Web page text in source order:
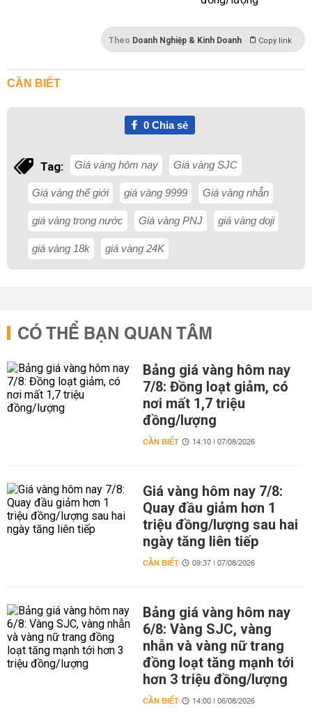
Theo Doanh Nghiệp & Kinh Doanh Copy link
CẦN BIẾT
0Chia sẻ
Tag: Giá vàng hôm nay Giá vàng SJC
Giá vàng thế giới giá vàng 9999 Giá vàng nhẫn
giá vàng trong nước Giá vàng PNJ giá vàng doji
giá vàng 18k giá vàng 24K
CÓ THỂ BẠN QUAN TÂM
Bảng giá vàng hôm nay
7/8: Đồng loạt giảm, có
nơi mất 1,7 triệu
đồng/lượng
CẦN BIẾT 14:10 | 07/08/2026
Giá vàng hôm nay 7/8:
Quay đầu giảm hơn 1
triệu đồng/lượng sau hai
ngày tăng liên tiếp
CẦN BIẾT 09:37 | 07/08/2026
Bảng giá vàng hôm nay
6/8: Vàng SJC, vàng
nhẫn và vàng nữ trang
đồng loạt tăng mạnh tới
hơn 3 triệu đồng/lượng
CẦN BIẾT 14:00 | 06/08/2026